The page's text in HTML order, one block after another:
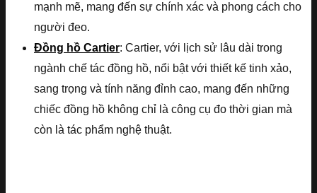
mạnh mẽ, mang đến sự chính xác và phong cách cho
người đeo.
Đồng hồ Cartier: Cartier, với lịch sử lâu dài trong
ngành chế tác đồng hồ, nổi bật với thiết kế tinh xảo,
sang trọng và tính năng đỉnh cao, mang đến những
chiếc đồng hồ không chỉ là công cụ đo thời gian mà
còn là tác phẩm nghệ thuật.